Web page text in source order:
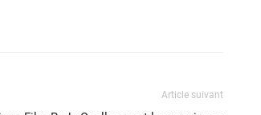
Article suivant